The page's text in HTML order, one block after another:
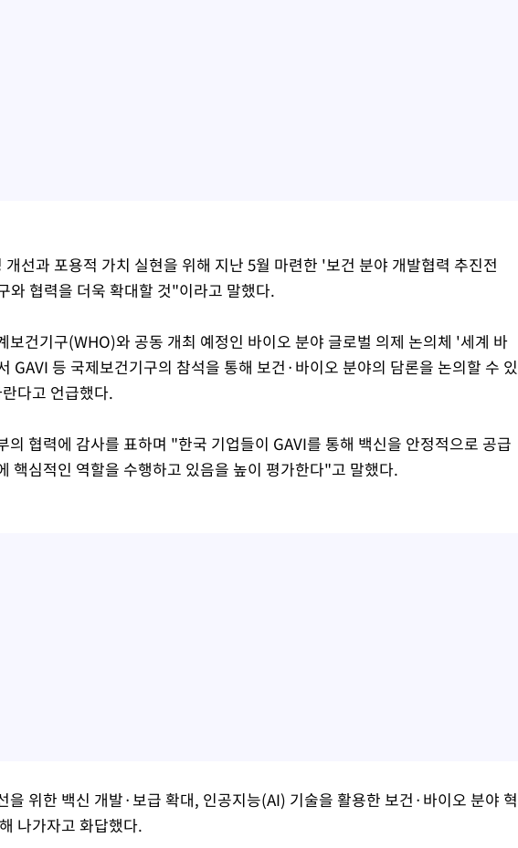
선과 포용적 가치 실현을 위해 지난 5월 마련한 '보건 분야 개발협력 추진전
와 협력을 더욱 확대할 것"이라고 말했다.
보건기구(WHO)와 공동 개최 예정인 바이오 분야 글로벌 의제 논의체 '세계 바
GAVI 등 국제보건기구의 참석을 통해 보건·바이오 분야의 담론을 논의할 수 있
다고 언급했다.
의 협력에 감사를 표하며 "한국 기업들이 GAVI를 통해 백신을 안정적으로 공급
핵심적인 역할을 수행하고 있음을 높이 평가한다"고 말했다.
을 위한 백신 개발·보급 확대, 인공지능(AI) 기술을 활용한 보건·바이오 분야 혁
나가자고 화답했다.